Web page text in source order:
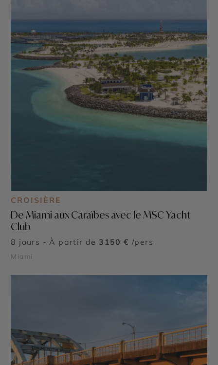
CROISIÈRE
De Miami aux Caraïbes avec le MSC Yacht
Club
8 jours - À partir de 3150 € /pers
Miami